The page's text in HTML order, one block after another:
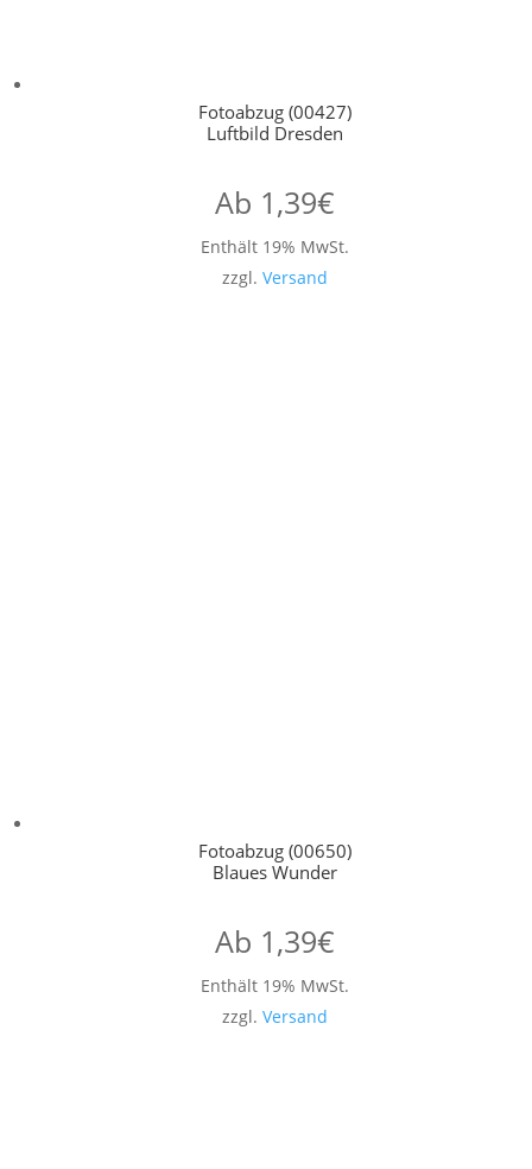
Fotoabzug (00427)
Luftbild Dresden
Ab 1,39€
Enthält 19% MwSt.
zzgl. Versand
Fotoabzug (00650)
Blaues Wunder
Ab 1,39€
Enthält 19% MwSt.
zzgl. Versand